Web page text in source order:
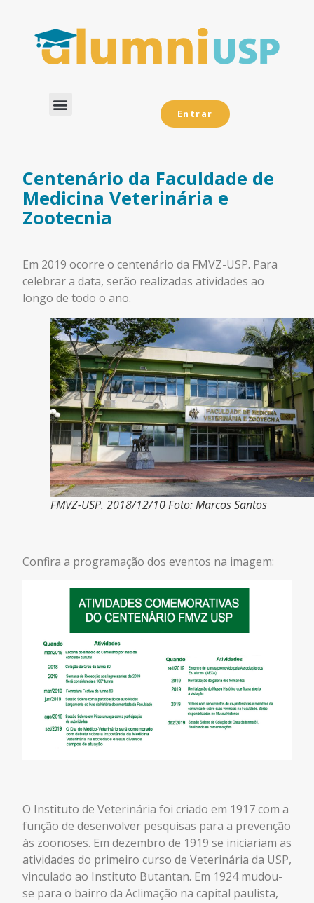
Entrar
Centenário da Faculdade de
Medicina Veterinária e
Zootecnia
Em 2019 ocorre o centenário da FMVZ-USP. Para
celebrar a data, serão realizadas atividades ao
longo de todo o ano.
FMVZ-USP. 2018/12/10 Foto: Marcos Santos
Confira a programação dos eventos na imagem:
O Instituto de Veterinária foi criado em 1917 com a
função de desenvolver pesquisas para a prevenção
às zoonoses. Em dezembro de 1919 se iniciariam as
atividades do primeiro curso de Veterinária da USP,
vinculado ao Instituto Butantan. Em 1924 mudou-
se para o bairro da Aclimação na capital paulista,